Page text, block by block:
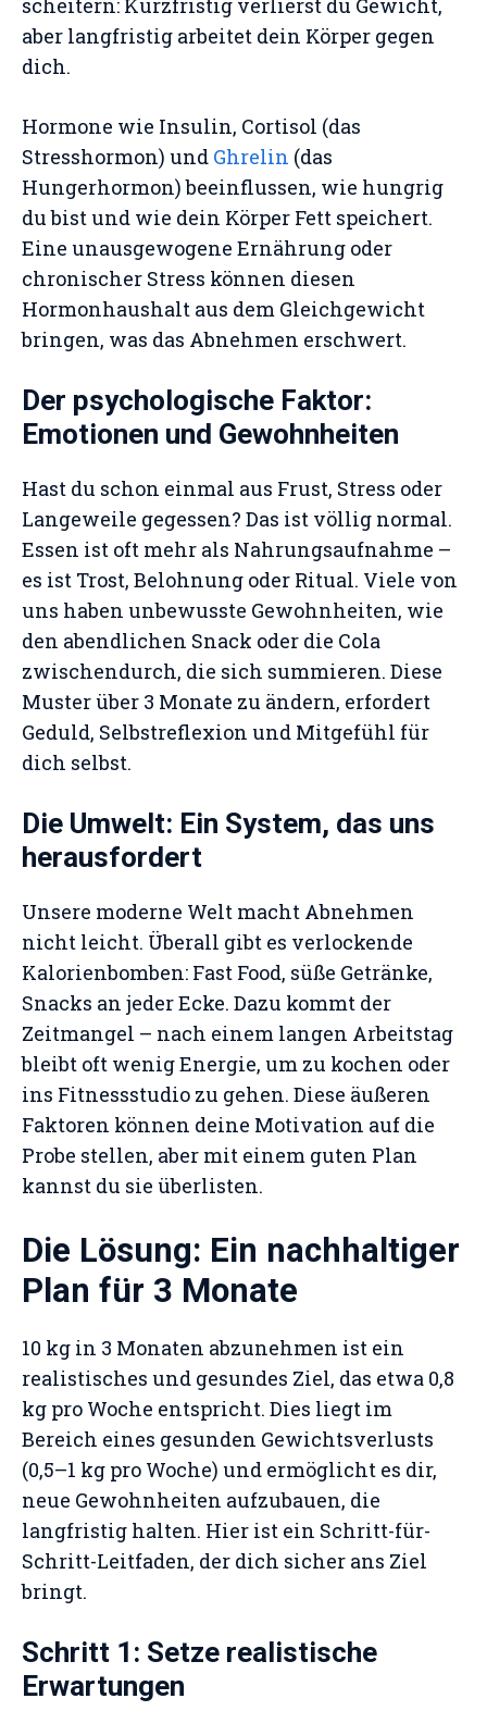
scheitern: Kurzfristig verlierst du Gewicht,
aber langfristig arbeitet dein Körper gegen
dich.
Hormone wie Insulin, Cortisol (das
Stresshormon) und Ghrelin (das
Hungerhormon) beeinflussen, wie hungrig
du bist und wie dein Körper Fett speichert.
Eine unausgewogene Ernährung oder
chronischer Stress können diesen
Hormonhaushalt aus dem Gleichgewicht
bringen, was das Abnehmen erschwert.
Der psychologische Faktor:
Emotionen und Gewohnheiten
Hast du schon einmal aus Frust, Stress oder
Langeweile gegessen? Das ist völlig normal.
Essen ist oft mehr als Nahrungsaufnahme –
es ist Trost, Belohnung oder Ritual. Viele von
uns haben unbewusste Gewohnheiten, wie
den abendlichen Snack oder die Cola
zwischendurch, die sich summieren. Diese
Muster über 3 Monate zu ändern, erfordert
Geduld, Selbstreflexion und Mitgefühl für
dich selbst.
Die Umwelt: Ein System, das uns
herausfordert
Unsere moderne Welt macht Abnehmen
nicht leicht. Überall gibt es verlockende
Kalorienbomben: Fast Food, süße Getränke,
Snacks an jeder Ecke. Dazu kommt der
Zeitmangel – nach einem langen Arbeitstag
bleibt oft wenig Energie, um zu kochen oder
ins Fitnessstudio zu gehen. Diese äußeren
Faktoren können deine Motivation auf die
Probe stellen, aber mit einem guten Plan
kannst du sie überlisten.
Die Lösung: Ein nachhaltiger
Plan für 3 Monate
10 kg in 3 Monaten abzunehmen ist ein
realistisches und gesundes Ziel, das etwa 0,8
kg pro Woche entspricht. Dies liegt im
Bereich eines gesunden Gewichtsverlusts
(0,5–1 kg pro Woche) und ermöglicht es dir,
neue Gewohnheiten aufzubauen, die
langfristig halten. Hier ist ein Schritt-für-
Schritt-Leitfaden, der dich sicher ans Ziel
bringt.
Schritt 1: Setze realistische
Erwartungen